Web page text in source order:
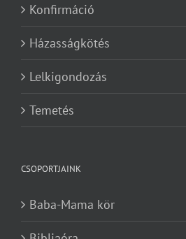
Konfirmáció
Házasságkötés
Lelkigondozás
Temetés
CSOPORTJAINK
Baba-Mama kör